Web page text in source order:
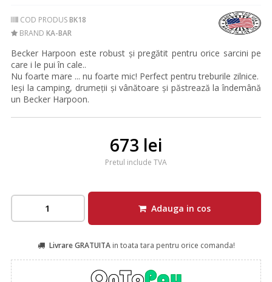
COD PRODUSBK18
BRAND KA-BAR
Becker Harpoon este robust și pregătit pentru orice sarcini pe
care i le pui în cale..
Nu foarte mare ... nu foarte mic! Perfect pentru treburile zilnice.
Ieși la camping, drumeții și vânătoare și păstrează la îndemână
un Becker Harpoon.
673 lei
Pretul include TVA
Adauga in cos
Livrare GRATUITAin toata tara pentru orice comanda!